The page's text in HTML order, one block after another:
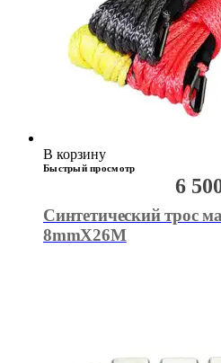
В корзину
Быстрый просмотр
Синтетический трос
8mmX26M
6